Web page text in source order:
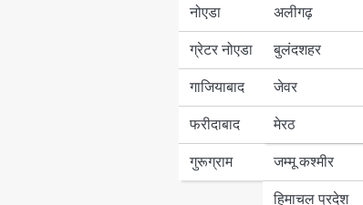
नोएडा
ग्रेटर नोएडा
गाजियाबाद
फरीदाबाद
गुरूग्राम
उत्तर प्रदेश
अलीगढ़
बुलंदशहर
जेवर
मेरठ
बिहार
पंजाब
हरियाणा
जम्मू कश्मीर
हिमाचल प्रदेश